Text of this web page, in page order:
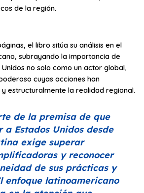
de la región.
el libro sitúa su análisis en el
subrayando la importancia de
no solo como un actor global,
cuyas acciones han
estructuralmente la realidad regional.
de la premisa de que
a Estados Unidos desde
exige superar
y reconocer
de sus prácticas y
enfoque latinoamericano